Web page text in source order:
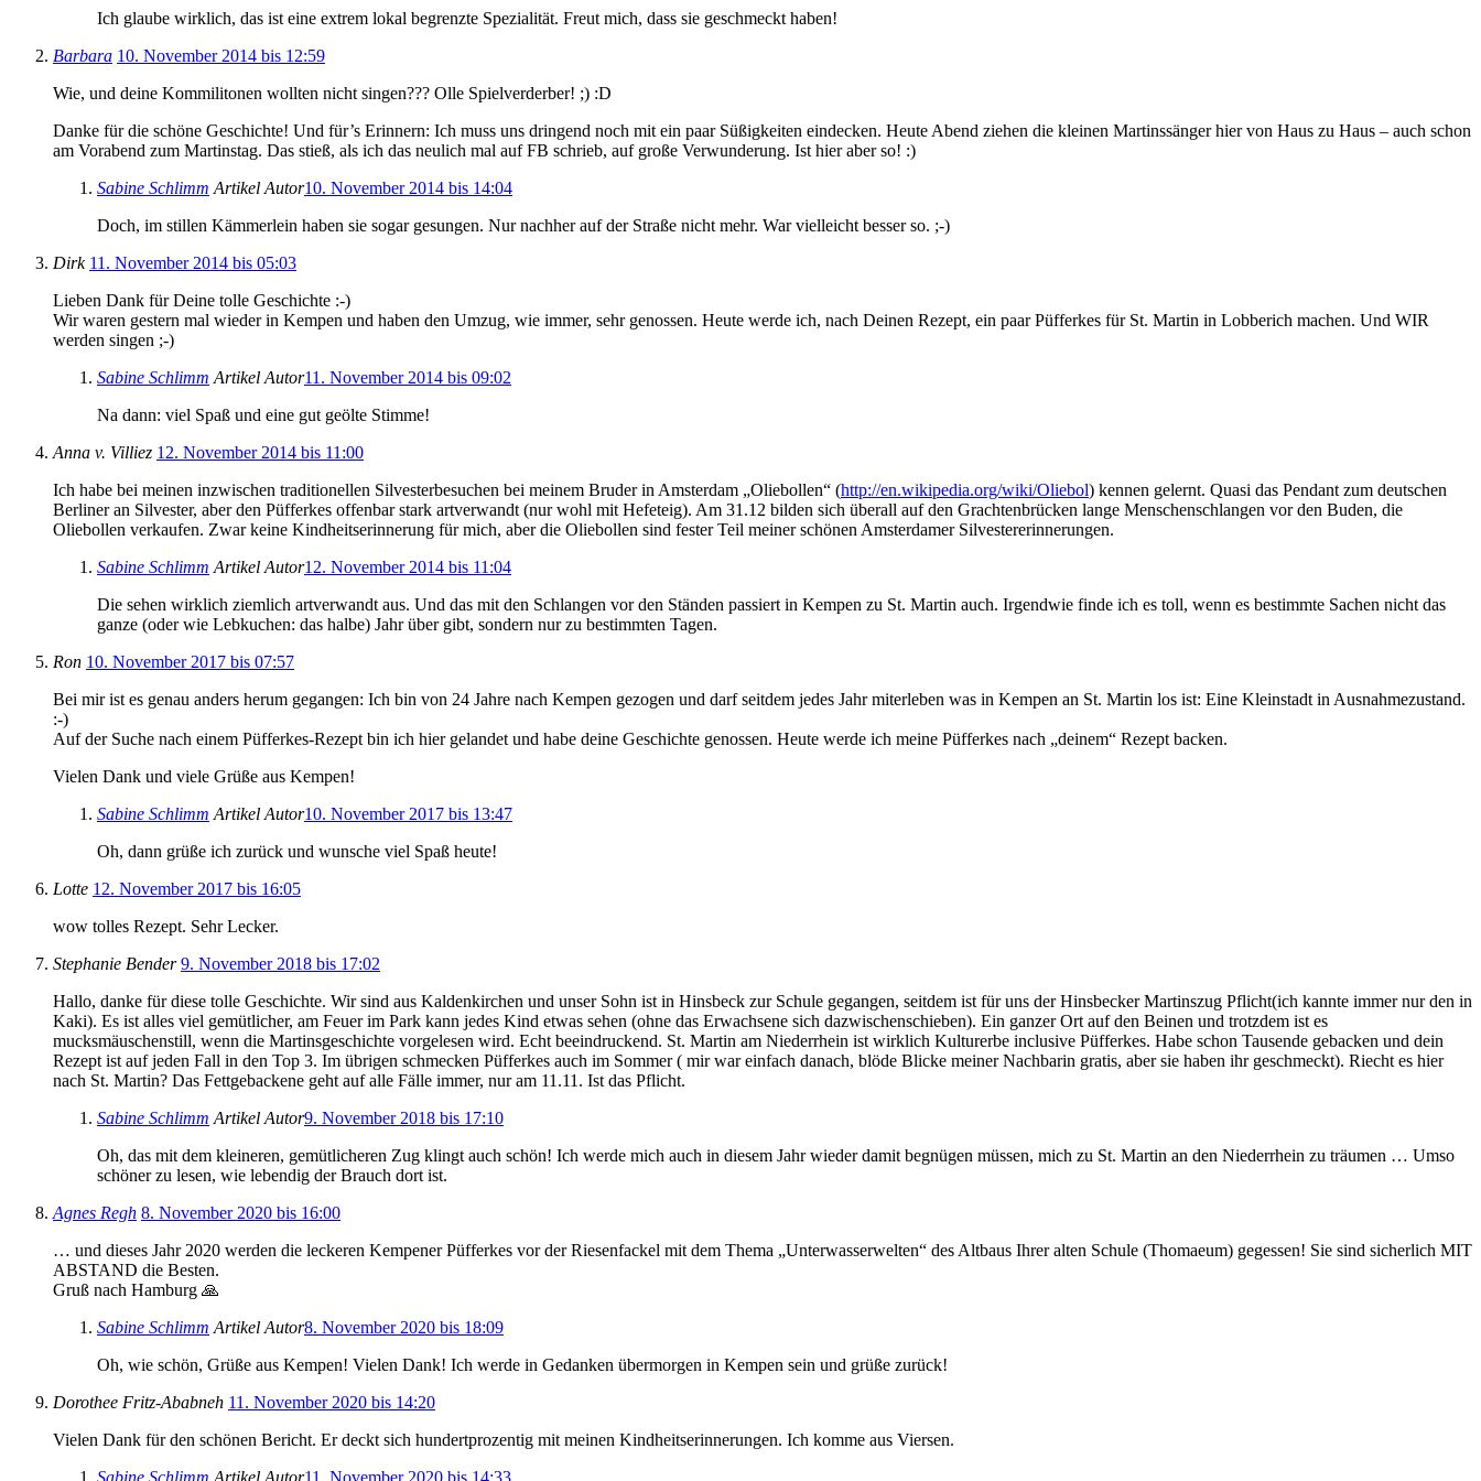
Ich glaube wirklich, das ist eine extrem lokal begrenzte Spezialität. Freut mich, dass sie geschmeckt haben!
Barbara 10. November 2014 bis 12:59
Wie, und deine Kommilitonen wollten nicht singen??? Olle Spielverderber! ;) :D
Danke für die schöne Geschichte! Und für’s Erinnern: Ich muss uns dringend noch mit ein paar Süßigkeiten eindecken. Heute Abend ziehen die kleinen Martinssänger hier von Haus zu Haus – auch schon
am Vorabend zum Martinstag. Das stieß, als ich das neulich mal auf FB schrieb, auf große Verwunderung. Ist hier aber so! :)
Sabine Schlimm Artikel Autor10. November 2014 bis 14:04
Doch, im stillen Kämmerlein haben sie sogar gesungen. Nur nachher auf der Straße nicht mehr. War vielleicht besser so. ;-)
Dirk 11. November 2014 bis 05:03
Lieben Dank für Deine tolle Geschichte :-)
Wir waren gestern mal wieder in Kempen und haben den Umzug, wie immer, sehr genossen. Heute werde ich, nach Deinen Rezept, ein paar Püfferkes für St. Martin in Lobberich machen. Und WIR
werden singen ;-)
Sabine Schlimm Artikel Autor11. November 2014 bis 09:02
Na dann: viel Spaß und eine gut geölte Stimme!
Anna v. Villiez 12. November 2014 bis 11:00
Ich habe bei meinen inzwischen traditionellen Silvesterbesuchen bei meinem Bruder in Amsterdam „Oliebollen“ (http://en.wikipedia.org/wiki/Oliebol) kennen gelernt. Quasi das Pendant zum deutschen
Berliner an Silvester, aber den Püfferkes offenbar stark artverwandt (nur wohl mit Hefeteig). Am 31.12 bilden sich überall auf den Grachtenbrücken lange Menschenschlangen vor den Buden, die
Oliebollen verkaufen. Zwar keine Kindheitserinnerung für mich, aber die Oliebollen sind fester Teil meiner schönen Amsterdamer Silvestererinnerungen.
Sabine Schlimm Artikel Autor12. November 2014 bis 11:04
Die sehen wirklich ziemlich artverwandt aus. Und das mit den Schlangen vor den Ständen passiert in Kempen zu St. Martin auch. Irgendwie finde ich es toll, wenn es bestimmte Sachen nicht das
ganze (oder wie Lebkuchen: das halbe) Jahr über gibt, sondern nur zu bestimmten Tagen.
Ron 10. November 2017 bis 07:57
Bei mir ist es genau anders herum gegangen: Ich bin von 24 Jahre nach Kempen gezogen und darf seitdem jedes Jahr miterleben was in Kempen an St. Martin los ist: Eine Kleinstadt in Ausnahmezustand.
:-)
Auf der Suche nach einem Püfferkes-Rezept bin ich hier gelandet und habe deine Geschichte genossen. Heute werde ich meine Püfferkes nach „deinem“ Rezept backen.
Vielen Dank und viele Grüße aus Kempen!
Sabine Schlimm Artikel Autor10. November 2017 bis 13:47
Oh, dann grüße ich zurück und wunsche viel Spaß heute!
Lotte 12. November 2017 bis 16:05
wow tolles Rezept. Sehr Lecker.
Stephanie Bender9. November 2018 bis 17:02
Hallo, danke für diese tolle Geschichte. Wir sind aus Kaldenkirchen und unser Sohn ist in Hinsbeck zur Schule gegangen, seitdem ist für uns der Hinsbecker Martinszug Pflicht(ich kannte immer nur den in
Kaki). Es ist alles viel gemütlicher, am Feuer im Park kann jedes Kind etwas sehen (ohne das Erwachsene sich dazwischenschieben). Ein ganzer Ort auf den Beinen und trotzdem ist es
mucksmäuschenstill, wenn die Martinsgeschichte vorgelesen wird. Echt beeindruckend. St. Martin am Niederrhein ist wirklich Kulturerbe inclusive Püfferkes. Habe schon Tausende gebacken und dein
Rezept ist auf jeden Fall in den Top 3. Im übrigen schmecken Püfferkes auch im Sommer ( mir war einfach danach, blöde Blicke meiner Nachbarin gratis, aber sie haben ihr geschmeckt). Riecht es hier
nach St. Martin? Das Fettgebackene geht auf alle Fälle immer, nur am 11.11. Ist das Pflicht.
Sabine Schlimm Artikel Autor9. November 2018 bis 17:10
Oh, das mit dem kleineren, gemütlicheren Zug klingt auch schön! Ich werde mich auch in diesem Jahr wieder damit begnügen müssen, mich zu St. Martin an den Niederrhein zu träumen … Umso
schöner zu lesen, wie lebendig der Brauch dort ist.
Agnes Regh 8. November 2020 bis 16:00
… und dieses Jahr 2020 werden die leckeren Kempener Püfferkes vor der Riesenfackel mit dem Thema „Unterwasserwelten“ des Altbaus Ihrer alten Schule (Thomaeum) gegessen! Sie sind sicherlich MIT
ABSTAND die Besten.
Gruß nach Hamburg 🙏
Sabine Schlimm Artikel Autor8. November 2020 bis 18:09
Oh, wie schön, Grüße aus Kempen! Vielen Dank! Ich werde in Gedanken übermorgen in Kempen sein und grüße zurück!
Dorothee Fritz-Ababneh 11. November 2020 bis 14:20
Vielen Dank für den schönen Bericht. Er deckt sich hundertprozentig mit meinen Kindheitserinnerungen. Ich komme aus Viersen.